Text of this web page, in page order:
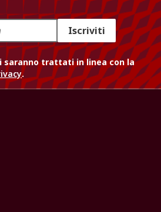
Iscriviti
trattati in linea con la
.